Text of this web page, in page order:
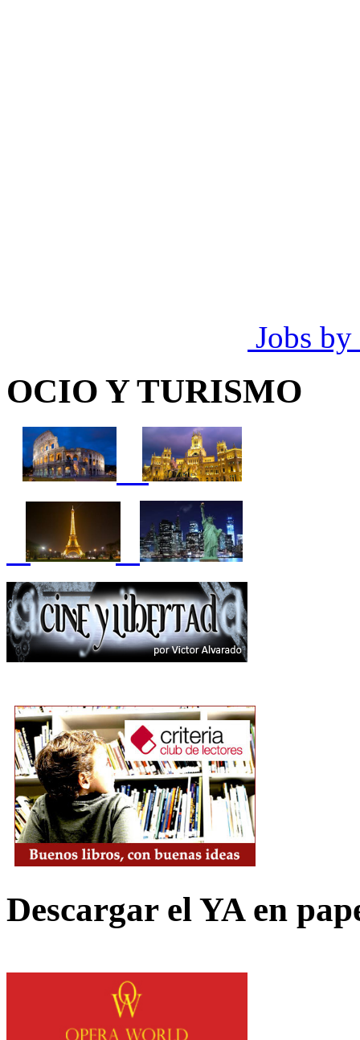
Jobs by
OCIO Y TURISMO
Descargar el YA en